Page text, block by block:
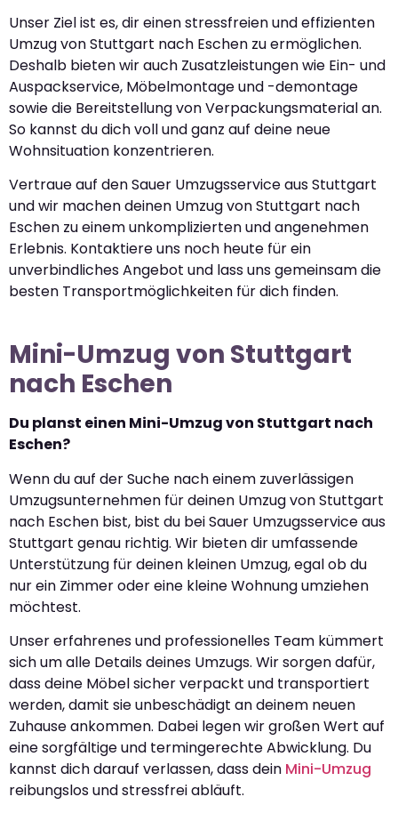
Unser Ziel ist es, dir einen stressfreien und effizienten
Umzug von Stuttgart nach Eschen zu ermöglichen.
Deshalb bieten wir auch Zusatzleistungen wie Ein- und
Auspackservice, Möbelmontage und -demontage
sowie die Bereitstellung von Verpackungsmaterial an.
So kannst du dich voll und ganz auf deine neue
Wohnsituation konzentrieren.
Vertraue auf den Sauer Umzugsservice aus Stuttgart
und wir machen deinen Umzug von Stuttgart nach
Eschen zu einem unkomplizierten und angenehmen
Erlebnis. Kontaktiere uns noch heute für ein
unverbindliches Angebot und lass uns gemeinsam die
besten Transportmöglichkeiten für dich finden.
Mini-Umzug von Stuttgart
nach Eschen
Du planst einen Mini-Umzug von Stuttgart nach
Eschen?
Wenn du auf der Suche nach einem zuverlässigen
Umzugsunternehmen für deinen Umzug von Stuttgart
nach Eschen bist, bist du bei Sauer Umzugsservice aus
Stuttgart genau richtig. Wir bieten dir umfassende
Unterstützung für deinen kleinen Umzug, egal ob du
nur ein Zimmer oder eine kleine Wohnung umziehen
möchtest.
Unser erfahrenes und professionelles Team kümmert
sich um alle Details deines Umzugs. Wir sorgen dafür,
dass deine Möbel sicher verpackt und transportiert
werden, damit sie unbeschädigt an deinem neuen
Zuhause ankommen. Dabei legen wir großen Wert auf
eine sorgfältige und termingerechte Abwicklung. Du
kannst dich darauf verlassen, dass dein Mini-Umzug
reibungslos und stressfrei abläuft.